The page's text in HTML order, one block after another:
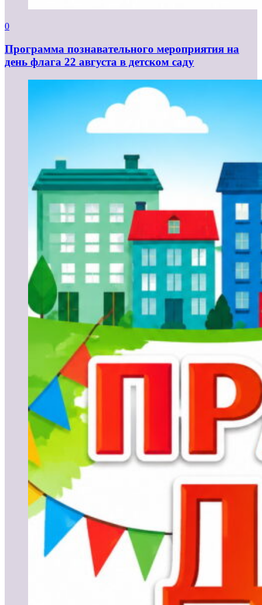
0
Программа познавательного мероприятия на
день флага 22 августа в детском саду